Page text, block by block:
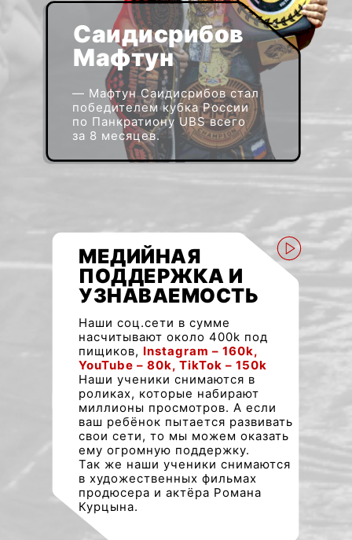
МЕДИЙНАЯ
ПОДДЕРЖКА И
УЗНАВАЕМОСТЬ
Саидисрибов
Мафтун
Наши соц.сети в сумме
насчитывают около 400k под
пищиков, Instagram – 160k,
YouTube – 80k, TikTok – 150k
Наши ученики снимаются в
роликах, которые набирают
миллионы просмотров. А если
ваш ребёнок пытается развивать
свои сети, то мы можем оказать
ему огромную поддержку.
Так же наши ученики снимаются
в художественных фильмах
продюсера и актёра Романа
Курцына.
— Мафтун Саидисрибов стал
победителем кубка России
по Панкратиону UBS всего
за 8 месяцев.